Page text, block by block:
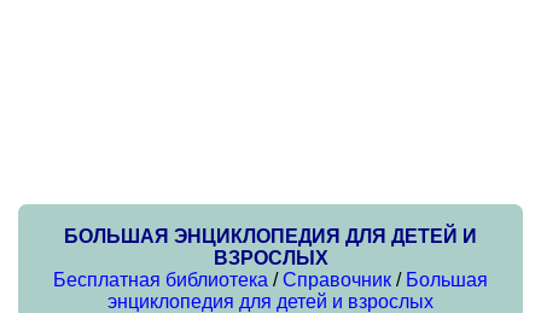
БОЛЬШАЯ ЭНЦИКЛОПЕДИЯ ДЛЯ ДЕТЕЙ И
ВЗРОСЛЫХ
Бесплатная библиотека /Справочник / Большая
энциклопедия для детей и взрослых